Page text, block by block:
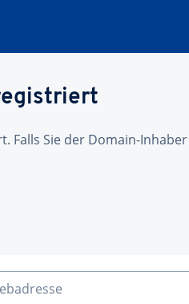
Falls Sie der Domain-